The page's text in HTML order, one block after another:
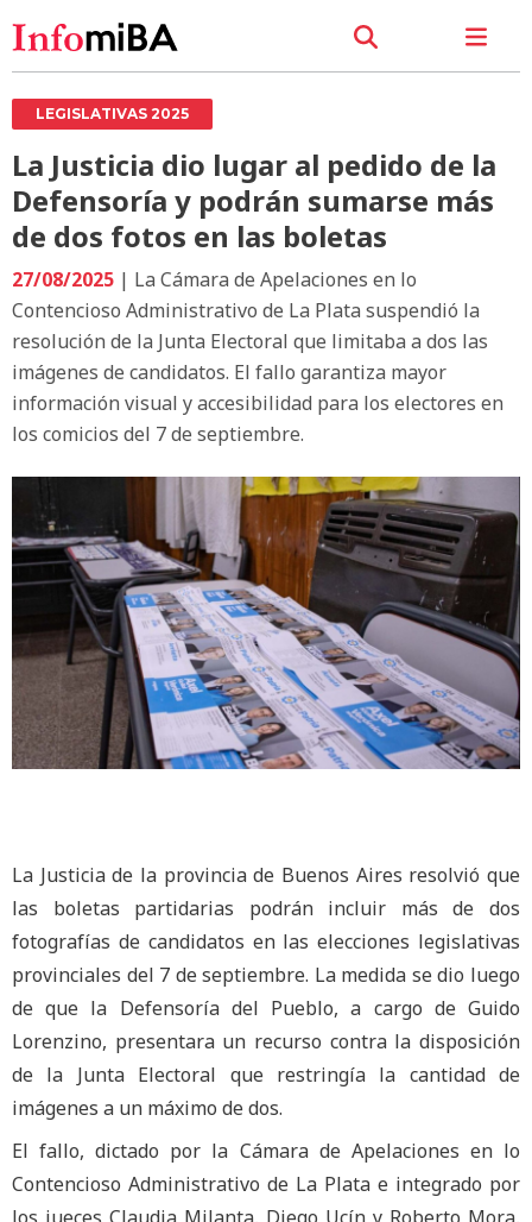
LEGISLATIVAS 2025
La Justicia dio lugar al pedido de la
Defensoría y podrán sumarse más
de dos fotos en las boletas
27/08/2025 | La Cámara de Apelaciones en lo
Contencioso Administrativo de La Plata suspendió la
resolución de la Junta Electoral que limitaba a dos las
imágenes de candidatos. El fallo garantiza mayor
información visual y accesibilidad para los electores en
los comicios del 7 de septiembre.
La Justicia de la provincia de Buenos Aires resolvió que
las boletas partidarias podrán incluir más de dos
fotografías de candidatos en las elecciones legislativas
provinciales del 7 de septiembre. La medida se dio luego
de que la Defensoría del Pueblo, a cargo de Guido
Lorenzino, presentara un recurso contra la disposición
de la Junta Electoral que restringía la cantidad de
imágenes a un máximo de dos.
El fallo, dictado por la Cámara de Apelaciones en lo
Contencioso Administrativo de La Plata e integrado por